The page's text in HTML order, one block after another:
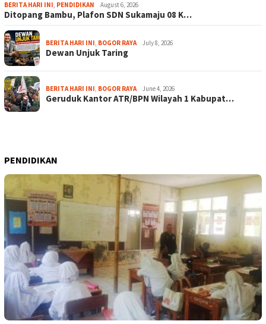
BERITA HARI INI, PENDIDIKAN August 6, 2026
Ditopang Bambu, Plafon SDN Sukamaju 08 K…
BERITA HARI INI, BOGOR RAYA July 8, 2026
Dewan Unjuk Taring
BERITA HARI INI, BOGOR RAYA June 4, 2026
Geruduk Kantor ATR/BPN Wilayah 1 Kabupat…
PENDIDIKAN